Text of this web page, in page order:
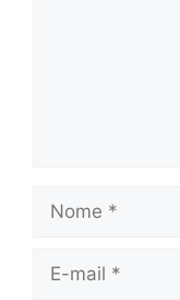
mail